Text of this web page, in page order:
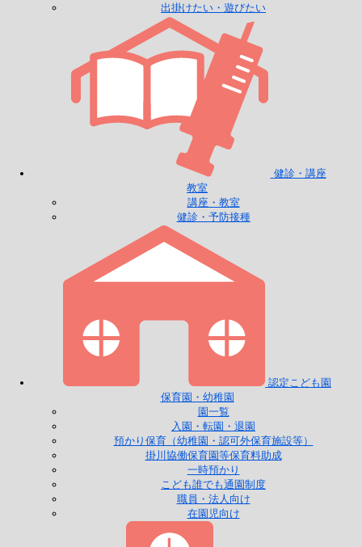
出掛けたい・遊びたい
健診・講座
教室
講座・教室
健診・予防接種
認定こども園
保育園・幼稚園
園一覧
入園・転園・退園
預かり保育（幼稚園・認可外保育施設等）
掛川協働保育園等保育料助成
一時預かり
こども誰でも通園制度
職員・法人向け
在園児向け